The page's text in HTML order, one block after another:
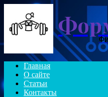
Главная
О сайте
Статьи
Контакты